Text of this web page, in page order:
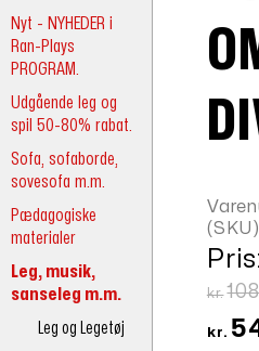
Nyt - NYHEDER i
Ran-Plays
PROGRAM.
Udgående leg og
spil 50-80% rabat.
Sofa, sofaborde,
sovesofa m.m.
Pædagogiske
materialer
Leg, musik,
sanseleg m.m.
Leg og Legetøj
Pris:
kr.
kr.